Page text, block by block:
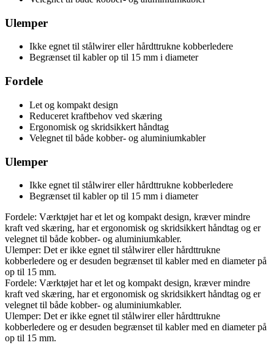
Ulemper
Ikke egnet til stålwirer eller hårdttrukne kobberledere
Begrænset til kabler op til 15 mm i diameter
Fordele
Let og kompakt design
Reduceret kraftbehov ved skæring
Ergonomisk og skridsikkert håndtag
Velegnet til både kobber- og aluminiumkabler
Ulemper
Ikke egnet til stålwirer eller hårdttrukne kobberledere
Begrænset til kabler op til 15 mm i diameter
Fordele: Værktøjet har et let og kompakt design, kræver mindre
kraft ved skæring, har et ergonomisk og skridsikkert håndtag og er
velegnet til både kobber- og aluminiumkabler.
Ulemper: Det er ikke egnet til stålwirer eller hårdttrukne
kobberledere og er desuden begrænset til kabler med en diameter på
op til 15 mm.
Fordele: Værktøjet har et let og kompakt design, kræver mindre
kraft ved skæring, har et ergonomisk og skridsikkert håndtag og er
velegnet til både kobber- og aluminiumkabler.
Ulemper: Det er ikke egnet til stålwirer eller hårdttrukne
kobberledere og er desuden begrænset til kabler med en diameter på
op til 15 mm.